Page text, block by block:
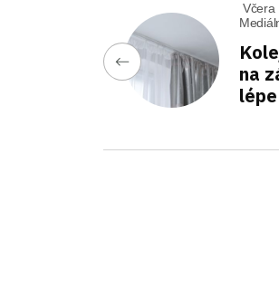
Včera
na